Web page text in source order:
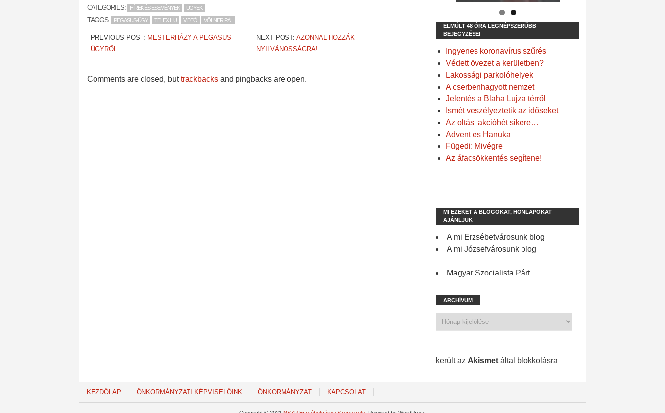
CATEGORIES:
HÍREK ÉS ESEMÉNYEK ÜGYEK
TAGGS: PEGASUS-ÜGY TELEX.HU VIDEÓ VÖLNER PÁL
PREVIOUS POST: MESTERHÁZY A PEGASUS-
ÜGYRŐL
NEXT POST:AZONNAL HOZZÁK
NYILVÁNOSSÁGRA!
Comments are closed, buttrackbacks and pingbacks are open.
ELMÚLT 48 ÓRA LEGNÉPSZERŰBB
BEJEGYZÉSEI
Ingyenes koronavírus szűrés
Védett övezet a kerületben?
Lakossági parkolóhelyek
A cserbenhagyott nemzet
Jelentés a Blaha Lujza térről
Ismét veszélyeztetik az időseket
Az oltási akcióhét sikere…
Advent és Hanuka
Fügedi: Mivégre
Az áfacsökkentés segítene!
MI EZEKET A BLOGOKAT, HONLAPOKAT
AJÁNLJUK
A mi Erzsébetvárosunk blog
A mi Józsefvárosunk blog
Magyar Szocialista Párt
ARCHÍVUM
került az Akismet által blokkolásra
KEZDŐLAP ÖNKORMÁNYZATI KÉPVISELŐINK ÖNKORMÁNYZAT KAPCSOLAT